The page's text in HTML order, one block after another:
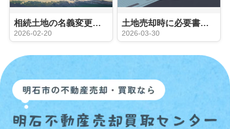
相続土地の名義変更はなぜ必要？売却前の手続きと注意点を解説
2026-02-20
土地売却時に必要書類は何がある？初心者向けに流れや準備方法も紹介
2026-03-30